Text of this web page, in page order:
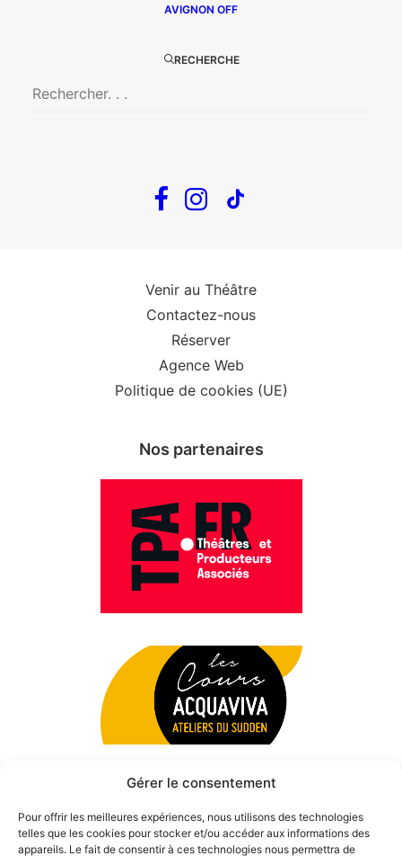
Gérer le consentement
Pour offrir les meilleures expériences, nous utilisons des technologies
telles que les cookies pour stocker et/ou accéder aux informations des
appareils. Le fait de consentir à ces technologies nous permettra de
AVIGNON OFF
RECHERCHE
Venir au Théâtre
Contactez-nous
Réserver
Agence Web
Politique de cookies (UE)
Nos partenaires